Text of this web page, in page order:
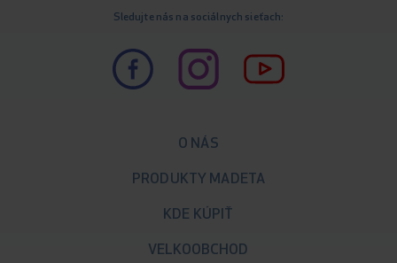
Sledujte nás na sociálnych sieťach:
O NÁS
PRODUKTY MADETA
KDE KÚPIŤ
VELKOOBCHOD